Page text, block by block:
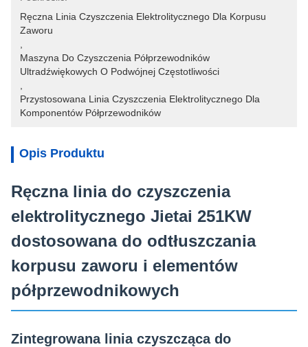
Ręczna Linia Czyszczenia Elektrolitycznego Dla Korpusu
Zaworu
Maszyna Do Czyszczenia Półprzewodników
Ultradźwiękowych O Podwójnej Częstotliwości
Przystosowana Linia Czyszczenia Elektrolitycznego Dla
Komponentów Półprzewodników
Opis Produktu
Ręczna linia do czyszczenia
elektrolitycznego Jietai 251KW
dostosowana do odtłuszczania
korpusu zaworu i elementów
półprzewodnikowych
Zintegrowana linia czyszcząca do